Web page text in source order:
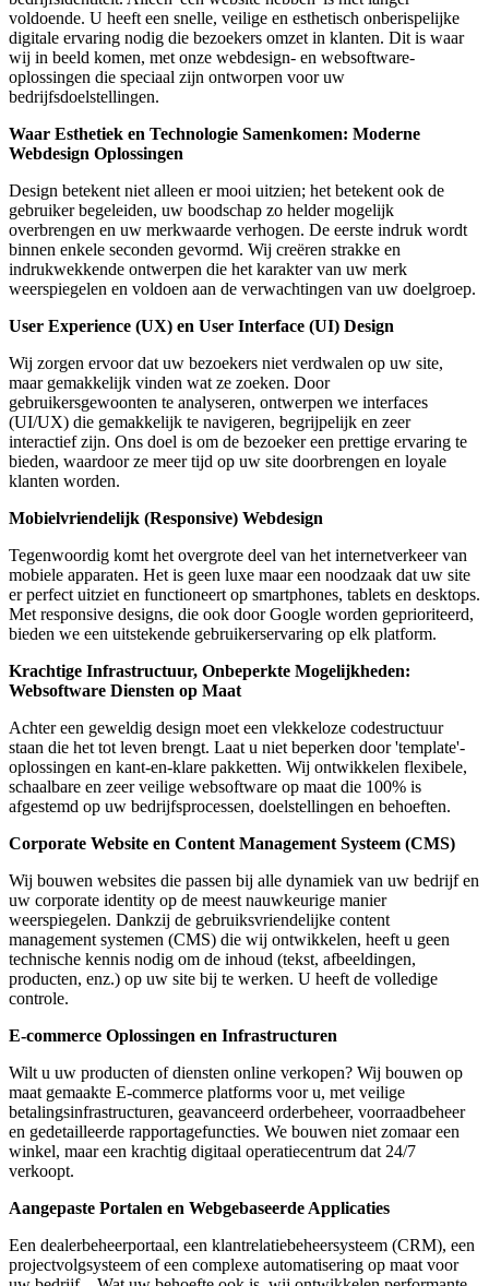
voldoende. U heeft een snelle, veilige en esthetisch onberispelijke
digitale ervaring nodig die bezoekers omzet in klanten. Dit is waar
wij in beeld komen, met onze webdesign- en websoftware-
oplossingen die speciaal zijn ontworpen voor uw
bedrijfsdoelstellingen.
Waar Esthetiek en Technologie Samenkomen: Moderne
Webdesign Oplossingen
Design betekent niet alleen er mooi uitzien; het betekent ook de
gebruiker begeleiden, uw boodschap zo helder mogelijk
overbrengen en uw merkwaarde verhogen. De eerste indruk wordt
binnen enkele seconden gevormd. Wij creëren strakke en
indrukwekkende ontwerpen die het karakter van uw merk
weerspiegelen en voldoen aan de verwachtingen van uw doelgroep.
User Experience (UX) en User Interface (UI) Design
Wij zorgen ervoor dat uw bezoekers niet verdwalen op uw site,
maar gemakkelijk vinden wat ze zoeken. Door
gebruikersgewoonten te analyseren, ontwerpen we interfaces
(UI/UX) die gemakkelijk te navigeren, begrijpelijk en zeer
interactief zijn. Ons doel is om de bezoeker een prettige ervaring te
bieden, waardoor ze meer tijd op uw site doorbrengen en loyale
klanten worden.
Mobielvriendelijk (Responsive) Webdesign
Tegenwoordig komt het overgrote deel van het internetverkeer van
mobiele apparaten. Het is geen luxe maar een noodzaak dat uw site
er perfect uitziet en functioneert op smartphones, tablets en desktops.
Met responsive designs, die ook door Google worden geprioriteerd,
bieden we een uitstekende gebruikerservaring op elk platform.
Krachtige Infrastructuur, Onbeperkte Mogelijkheden:
Websoftware Diensten op Maat
Achter een geweldig design moet een vlekkeloze codestructuur
staan die het tot leven brengt. Laat u niet beperken door 'template'-
oplossingen en kant-en-klare pakketten. Wij ontwikkelen flexibele,
schaalbare en zeer veilige websoftware op maat die 100% is
afgestemd op uw bedrijfsprocessen, doelstellingen en behoeften.
Corporate Website en Content Management Systeem (CMS)
Wij bouwen websites die passen bij alle dynamiek van uw bedrijf en
uw corporate identity op de meest nauwkeurige manier
weerspiegelen. Dankzij de gebruiksvriendelijke content
management systemen (CMS) die wij ontwikkelen, heeft u geen
technische kennis nodig om de inhoud (tekst, afbeeldingen,
producten, enz.) op uw site bij te werken. U heeft de volledige
controle.
E-commerce Oplossingen en Infrastructuren
Wilt u uw producten of diensten online verkopen? Wij bouwen op
maat gemaakte E-commerce platforms voor u, met veilige
betalingsinfrastructuren, geavanceerd orderbeheer, voorraadbeheer
en gedetailleerde rapportagefuncties. We bouwen niet zomaar een
winkel, maar een krachtig digitaal operatiecentrum dat 24/7
verkoopt.
Aangepaste Portalen en Webgebaseerde Applicaties
Een dealerbeheerportaal, een klantrelatiebeheersysteem (CRM), een
projectvolgsysteem of een complexe automatisering op maat voor